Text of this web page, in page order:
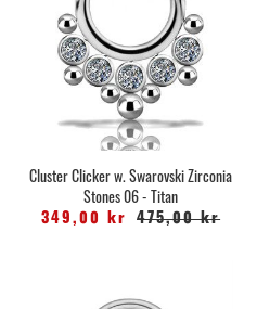
Cluster Clicker w. Swarovski Zirconia
Stones 06 - Titan
349,00 kr 475,00 kr